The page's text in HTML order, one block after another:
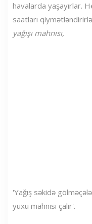
havalarda yaşayırlar.
saatları
yağışı mahnısı,
'Yağış səkidə
yuxu mahnısı çalır'.